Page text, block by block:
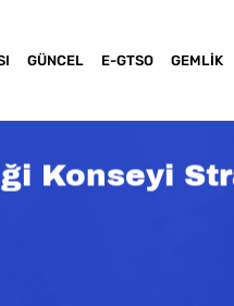
GÜNCEL E-GTSO GEMLIK
Konseyi